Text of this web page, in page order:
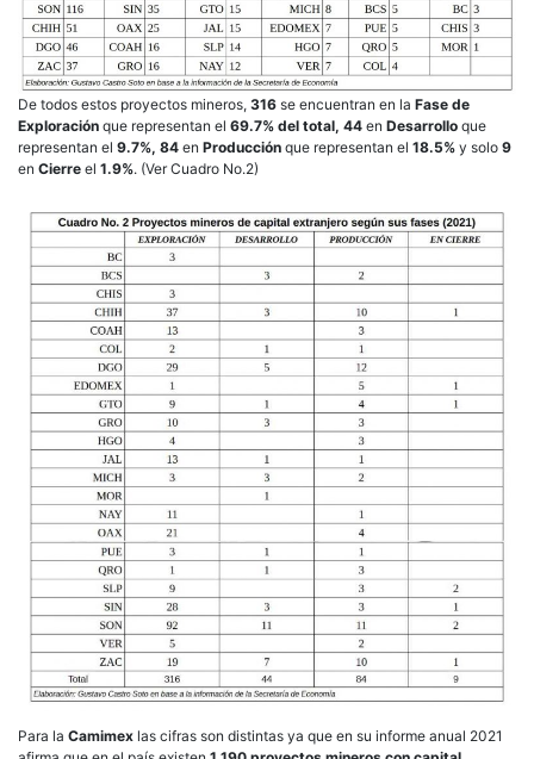
De todos estos proyectos mineros, 316 se encuentran en la Fase de
Exploración que representan el 69.7% del total, 44 en Desarrollo que
representan el 9.7%, 84 en Producción que representan el 18.5% y solo 9
en Cierre el 1.9%. (Ver Cuadro No.2)
Para la Camimex las cifras son distintas ya que en su informe anual 2021